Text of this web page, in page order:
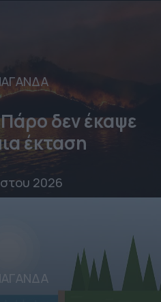
δεν έκαψε
έκταση
2026